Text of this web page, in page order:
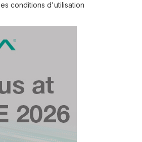
conditions d'utilisation